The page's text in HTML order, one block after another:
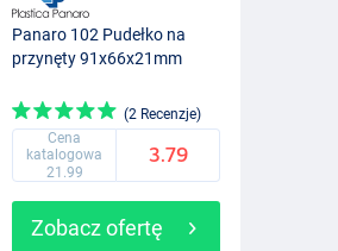
Panaro 102 Pudełko na
przynęty 91x66x21mm
(2 Recenzje)
Cena
katalogowa
21.99
3.79
Zobacz ofertę